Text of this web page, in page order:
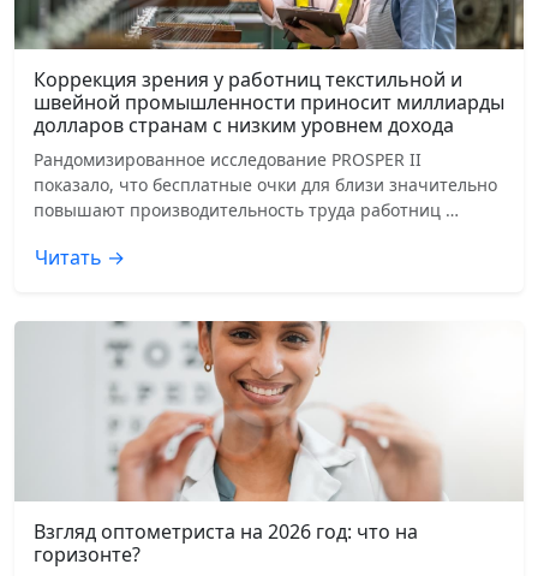
Коррекция зрения у работниц текстильной и
швейной промышленности приносит миллиарды
долларов странам с низким уровнем дохода
Рандомизированное исследование PROSPER II
показало, что бесплатные очки для близи значительно
повышают производительность труда работниц …
Читать →
Взгляд оптометриста на 2026 год: что на
горизонте?